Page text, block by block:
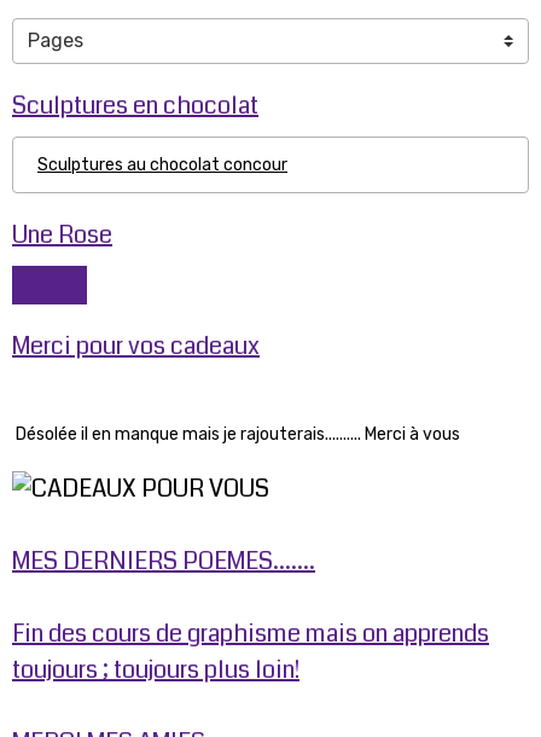
Sculptures en chocolat
Sculptures au chocolat concour
Une Rose
Merci pour vos cadeaux
Désolée il en manque mais je rajouterais.......... Merci à vous
MES DERNIERS POEMES.......
Fin des cours de graphisme mais on apprends
toujours ; toujours plus loin!